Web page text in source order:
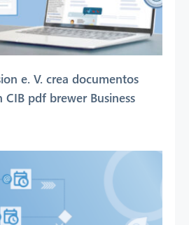
e. V. crea documentos
CIB pdf brewer Business